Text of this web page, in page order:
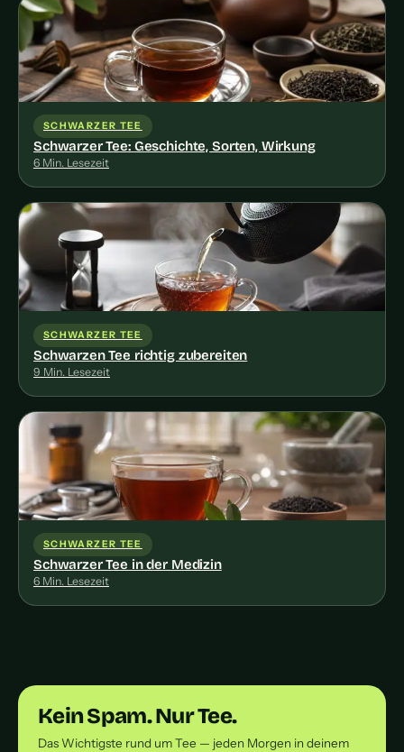
SCHWARZER TEE
Schwarzer Tee: Geschichte, Sorten, Wirkung
6 Min. Lesezeit
SCHWARZER TEE
Schwarzen Tee richtig zubereiten
9 Min. Lesezeit
SCHWARZER TEE
Schwarzer Tee in der Medizin
6 Min. Lesezeit
Kein Spam. Nur Tee.
Das Wichtigste rund um Tee — jeden Morgen in deinem